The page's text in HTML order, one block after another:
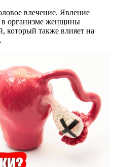
влечение. Явление
в организме женщины
который также влияет на